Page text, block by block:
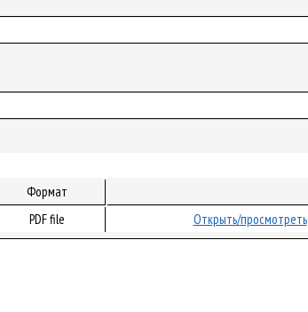
Формат
PDF file Открыть/просмотреть